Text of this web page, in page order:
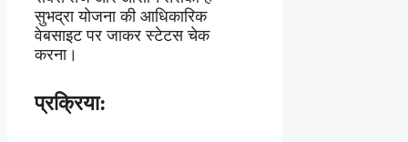
सुभद्रा योजना की आधिकारिक
वेबसाइट पर जाकर स्टेटस चेक
करना।
प्रक्रिया: